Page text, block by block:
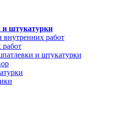
и штукатурки
работ
работ
и штукатурки